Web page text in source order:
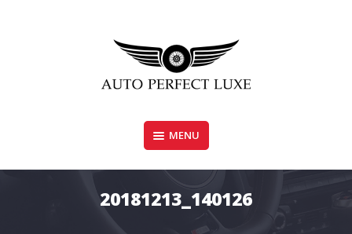
AUTO PERFECT LUXE
MENU
20181213_140126